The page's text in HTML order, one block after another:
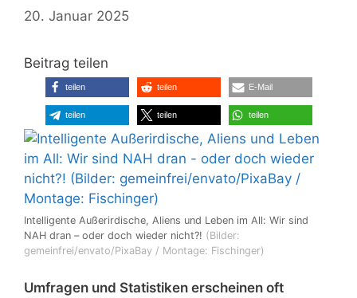
20. Januar 2025
Beitrag teilen
teilen teilen E-Mail
teilen teilen teilen
Intelligente Außerirdische, Aliens und Leben im All: Wir sind
NAH dran – oder doch wieder nicht?! (Bilder:
gemeinfrei/envato/PixaBay / Montage: Fischinger)
Umfragen und Statistiken erscheinen oft